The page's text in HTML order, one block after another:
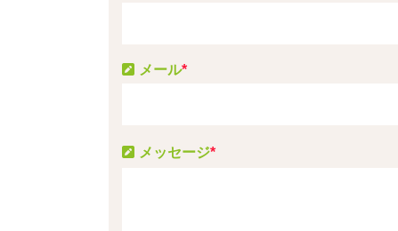
メッセージ*
メール*